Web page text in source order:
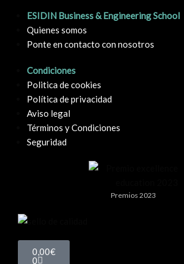
ESIDIN Business & Engineering School
Quienes somos
Ponte en contacto con nosotros
Condiciones
Politica de cookies
Política de privacidad
Aviso legal
Términos y Condiciones
Seguridad
Premios 2023
0,00€
0